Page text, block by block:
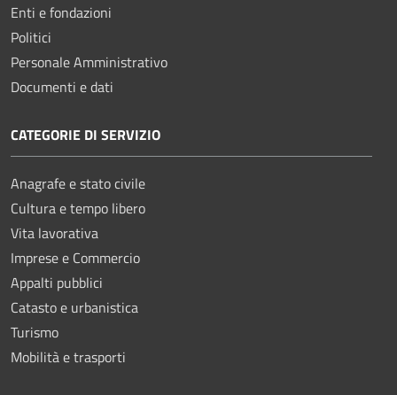
Enti e fondazioni
Politici
Personale Amministrativo
Documenti e dati
CATEGORIE DI SERVIZIO
Anagrafe e stato civile
Cultura e tempo libero
Vita lavorativa
Imprese e Commercio
Appalti pubblici
Catasto e urbanistica
Turismo
Mobilità e trasporti